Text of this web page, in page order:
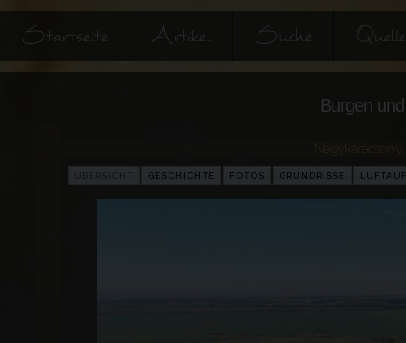
Startseite Artikel Suche
Burgen
GESCHICHTE FOTOS GRUNDRISSE